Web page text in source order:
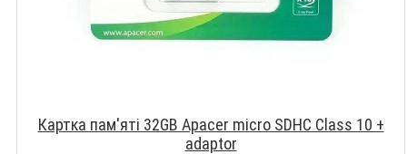
Картка пам'яті 32GB Apacer micro SDHC Class 10 +
adaptor